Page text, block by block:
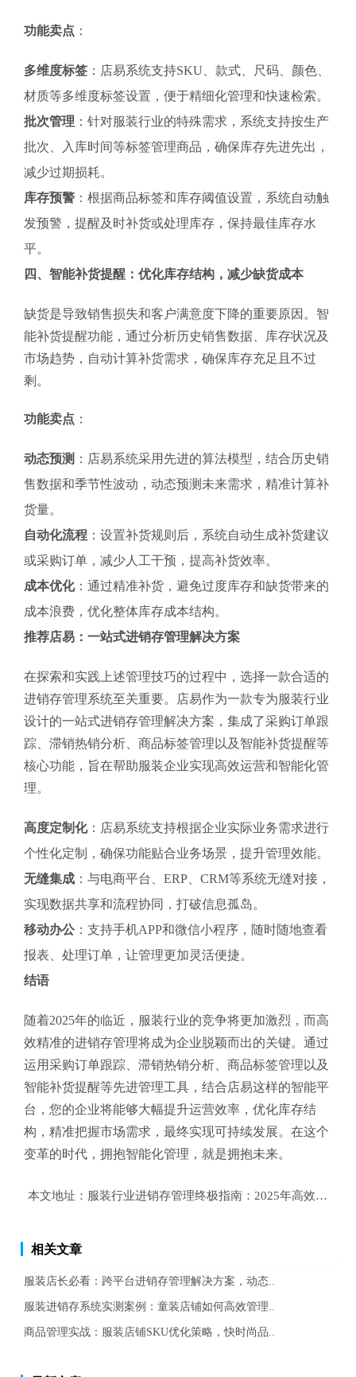
功能卖点 ：
多维度标签 ：店易系统支持SKU、款式、尺码、颜色、
材质等多维度标签设置，便于精细化管理和快速检索。
批次管理 ：针对服装行业的特殊需求，系统支持按生产
批次、入库时间等标签管理商品，确保库存先进先出，
减少过期损耗。
库存预警 ：根据商品标签和库存阈值设置，系统自动触
发预警，提醒及时补货或处理库存，保持最佳库存水
平。
四、智能补货提醒：优化库存结构，减少缺货成本
缺货是导致销售损失和客户满意度下降的重要原因。智
能补货提醒功能，通过分析历史销售数据、库存状况及
市场趋势，自动计算补货需求，确保库存充足且不过
剩。
功能卖点 ：
动态预测 ：店易系统采用先进的算法模型，结合历史销
售数据和季节性波动，动态预测未来需求，精准计算补
货量。
自动化流程 ：设置补货规则后，系统自动生成补货建议
或采购订单，减少人工干预，提高补货效率。
成本优化：通过精准补货，避免过度库存和缺货带来的
成本浪费，优化整体库存成本结构。
推荐店易：一站式进销存管理解决方案
在探索和实践上述管理技巧的过程中，选择一款合适的
进销存管理系统至关重要。店易作为一款专为服装行业
设计的一站式进销存管理解决方案，集成了采购订单跟
踪、滞销热销分析、商品标签管理以及智能补货提醒等
核心功能，旨在帮助服装企业实现高效运营和智能化管
理。
高度定制化：店易系统支持根据企业实际业务需求进行
个性化定制，确保功能贴合业务场景，提升管理效能。
无缝集成 ：与电商平台、ERP、CRM等系统无缝对接，
实现数据共享和流程协同，打破信息孤岛。
移动办公 ：支持手机APP和微信小程序，随时随地查看
报表、处理订单，让管理更加灵活便捷。
结语
随着2025年的临近，服装行业的竞争将更加激烈，而高
效精准的进销存管理将成为企业脱颖而出的关键。通过
运用采购订单跟踪、滞销热销分析、商品标签管理以及
智能补货提醒等先进管理工具，结合店易这样的智能平
台，您的企业将能够大幅提升运营效率，优化库存结
构，精准把握市场需求，最终实现可持续发展。在这个
变革的时代，拥抱智能化管理，就是拥抱未来。
本文地址： 服装行业进销存管理终极指南：2025年高效运营必
相关文章
服装店长必看：跨平台进销存管理解决方案，动态..
服装进销存系统实测案例：童装店铺如何高效管理..
商品管理实战：服装店铺SKU优化策略，快时尚品..